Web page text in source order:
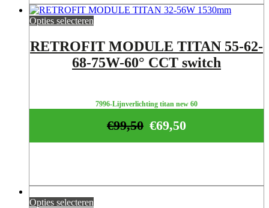
Opties selecteren
RETROFIT MODULE TITAN 55-62-
68-75W-60° CCT switch
7996-Lijnverlichting titan new 60
€69,50
€99,50
Opties selecteren